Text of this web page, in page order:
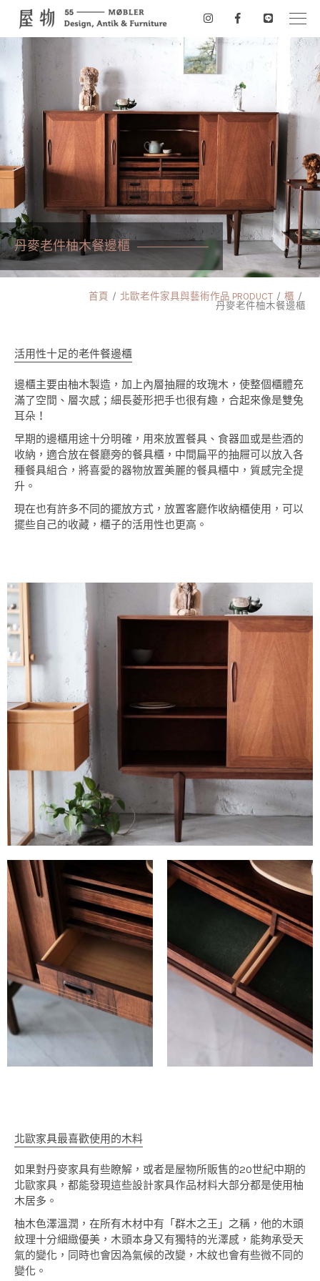
丹麥老件柚木餐邊櫃
首頁 北歐老件家具與藝術作品 PRODUCT
櫃
丹麥老件柚木餐邊櫃
活用性十足的老件餐邊櫃
邊櫃主要由柚木製造，加上內層抽屜的玫瑰木，使整個櫃體充
滿了空間、層次感；細長菱形把手也很有趣，合起來像是雙兔
耳朵！
早期的邊櫃用途十分明確，用來放置餐具、食器皿或是些酒的
收納，適合放在餐廳旁的餐具櫃，中間扁平的抽屜可以放入各
種餐具組合，將喜愛的器物放置美麗的餐具櫃中，質感完全提
升。
現在也有許多不同的擺放方式，放置客廳作收納櫃使用，可以
擺些自己的收藏，櫃子的活用性也更高。
北歐家具最喜歡使用的木料
如果對丹麥家具有些瞭解，或者是屋物所販售的20世紀中期的
北歐家具，都能發現這些設計家具作品材料大部分都是使用柚
木居多。
柚木色澤溫潤，在所有木材中有「群木之王」之稱，他的木頭
紋理十分細緻優美，木頭本身又有獨特的光澤感，能夠承受天
氣的變化，同時也會因為氣候的改變，木紋也會有些微不同的
變化。